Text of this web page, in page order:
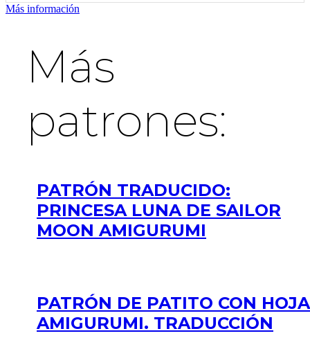
Más información
Más
patrones:
PATRÓN TRADUCIDO:
PRINCESA LUNA DE SAILOR
MOON AMIGURUMI
PATRÓN DE PATITO CON HOJA
AMIGURUMI. TRADUCCIÓN